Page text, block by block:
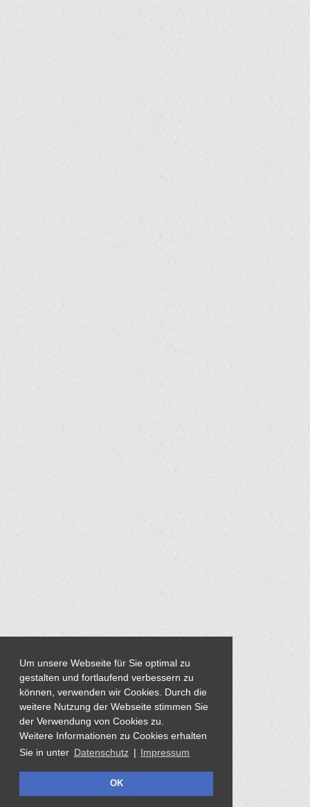
Um unsere Webseite für Sie optimal zu
gestalten und fortlaufend verbessern zu
können, verwenden wir Cookies. Durch die
weitere Nutzung der Webseite stimmen Sie
der Verwendung von Cookies zu.
Weitere Informationen zu Cookies erhalten
Sie in unter Datenschutz | Impressum
OK